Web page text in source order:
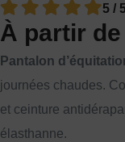
5 /
À partir de
Pantalon
journées chaudes.
et ceinture
élasthanne.